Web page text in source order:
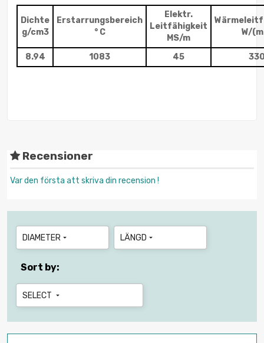
Dichte
g/cm3
Erstarrungsbereich
° C
Elektr.
Leitfähigkeit
MS/m
W/
8.94 1083 45
Recensioner
Var den första att skriva din recension !
DIAMETER  LÄNGD 
Sort by:
SELECT 